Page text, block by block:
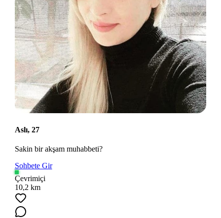
Aslı, 27
Sakin bir akşam muhabbeti?
Sohbete Gir
Çevrimiçi
10,2 km